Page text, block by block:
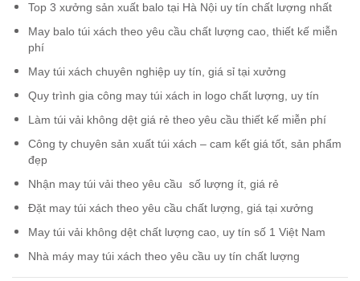
Top 3 xưởng sản xuất balo tại Hà Nội uy tín chất lượng nhất
May balo túi xách theo yêu cầu chất lượng cao, thiết kế miễn
phí
May túi xách chuyên nghiệp uy tín, giá sỉ tại xưởng
Quy trình gia công may túi xách in logo chất lượng, uy tín
Làm túi vải không dệt giá rẻ theo yêu cầu thiết kế miễn phí
Công ty chuyên sản xuất túi xách – cam kết giá tốt, sản phẩm
đẹp
Nhận may túi vải theo yêu cầu số lượng ít, giá rẻ
Đặt may túi xách theo yêu cầu chất lượng, giá tại xưởng
May túi vải không dệt chất lượng cao, uy tín số 1 Việt Nam
Nhà máy may túi xách theo yêu cầu uy tín chất lượng